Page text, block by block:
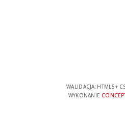
WALIDACJA: HTML5+
WYKONANIE